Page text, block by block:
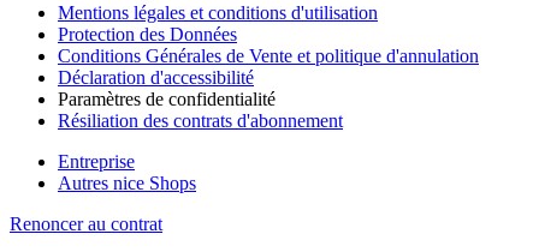
Mentions légales et conditions d'utilisation
Protection des Données
Conditions Générales de Vente et politique d'annulation
Déclaration d'accessibilité
Paramètres de confidentialité
Résiliation des contrats d'abonnement
Entreprise
Autres nice Shops
Renoncer au contrat